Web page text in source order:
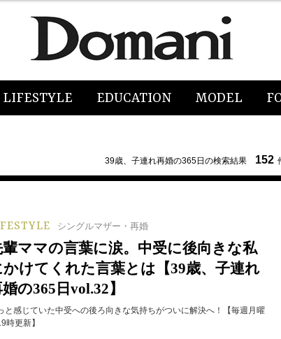
LIFESTYLE EDUCATION MODEL
39歳、子連れ再婚の365日の検索結果 152
シングルマザー・再婚
輩ママの言葉に涙。中受に後向きな私
かけてくれた言葉とは【39歳、子連れ
の365日vol.32】
と感じていた中受への後ろ向きな気持ちがついに解決へ！【毎週月曜
時更新】